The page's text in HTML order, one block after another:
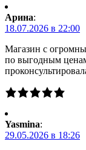
Арина:
18.07.2026 в 22:00
Магазин с
по выгодным
Yasmina:
29.05.2026 в 18:26